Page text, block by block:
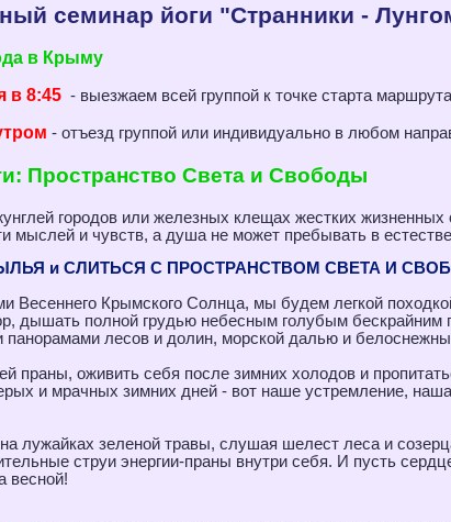
семинар йоги "Странники -
в Крыму
в 8:45- выезжаем всей группой к точке старта маршрута
- отъезд группой или индивидуально в любом
Пространство Света и Свободы
городов или железных клещах жестких
мыслей и чувств, а душа не может пребывать в
и СЛИТЬСЯ С ПРОСТРАНСТВОМ СВЕТА И
Весеннего Крымского Солнца, мы будем легкой
дышать полной грудью небесным голубым бескрайним
панорамами лесов и долин, морской далью и
праны, оживить себя после зимних холодов и
и мрачных зимних дней - вот наше устремление,
лужайках зеленой травы, слушая шелест леса и
струи энергии-праны внутри себя. И пусть
весной!